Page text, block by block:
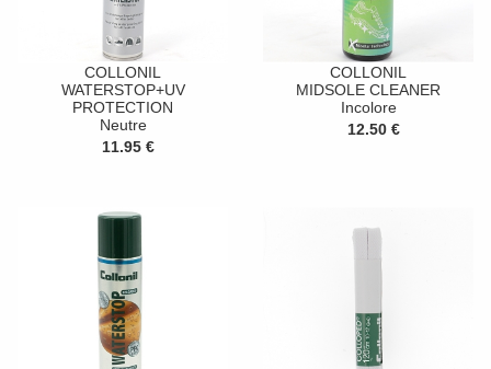
COLLONIL
WATERSTOP+UV
PROTECTION
Neutre
11.95 €
COLLONIL
MIDSOLE CLEANER
Incolore
12.50 €